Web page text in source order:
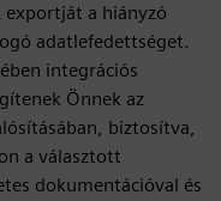
a hiányzó
adatlefedettséget.
integrációs
Önnek az
biztosítva,
a választott
dokumentációval és